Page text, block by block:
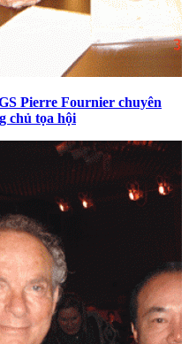
Pierre Fournier chuyên
chủ tọa hội